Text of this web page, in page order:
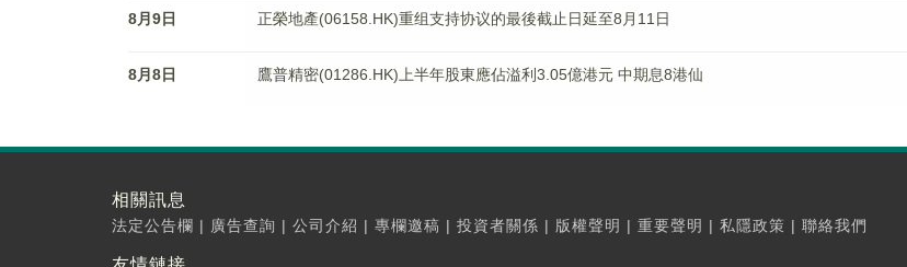
8月9日 正榮地產(06158.HK)重组支持协议的最後截止日延至8月11日
8月8日 鷹普精密(01286.HK)上半年股東應佔溢利3.05億港元 中期息8港仙
相關訊息
法定公告欄 | 廣告查詢 | 公司介紹 | 專欄邀稿 | 投資者關係 | 版權聲明 | 重要聲明 | 私隱政策 | 聯絡我們